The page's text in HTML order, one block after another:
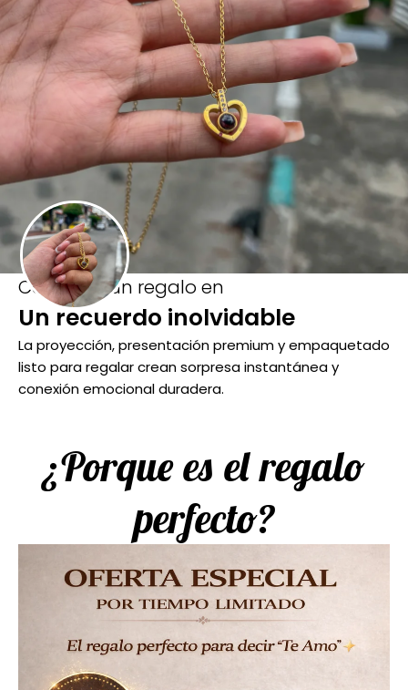
Convierte un regalo en
Un recuerdo inolvidable
La proyección, presentación premium y empaquetado
listo para regalar crean sorpresa instantánea y
conexión emocional duradera.
¿Porque es el regalo
perfecto?